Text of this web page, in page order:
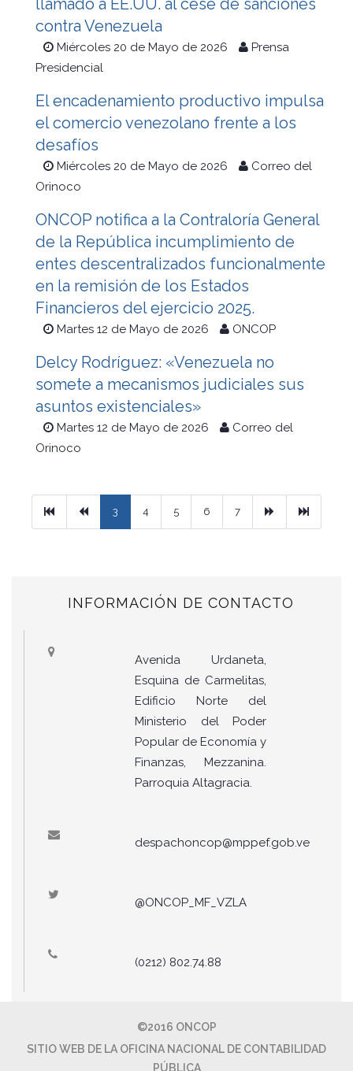
contra Venezuela
Miércoles 20 de Mayo de 2026
Prensa
Presidencial
El encadenamiento productivo impulsa
el comercio venezolano frente a los
desafíos
Miércoles 20 de Mayo de 2026
Correo del
Orinoco
ONCOP notifica a la Contraloría General
de la República incumplimiento de
entes descentralizados funcionalmente
en la remisión de los Estados
Financieros del ejercicio 2025.
Martes 12 de Mayo de 2026 ONCOP
Delcy Rodríguez: «Venezuela no
somete a mecanismos judiciales sus
asuntos existenciales»
Martes 12 de Mayo de 2026
Correo del
Orinoco
PrimeraPrevious
3 4 5 6 7 Ultimo
INFORMACIÓN DE CONTACTO
Avenida Urdaneta,
Esquina de Carmelitas,
Edificio Norte del
Ministerio del Poder
Popular de Economía y
Finanzas, Mezzanina.
Parroquia Altagracia.
despachoncop@mppef.gob.ve
@ONCOP_MF_VZLA
(0212) 802.74.88
©2016 ONCOP
SITIO WEB DE LA OFICINA NACIONAL DE CONTABILIDAD
PÚBLICA